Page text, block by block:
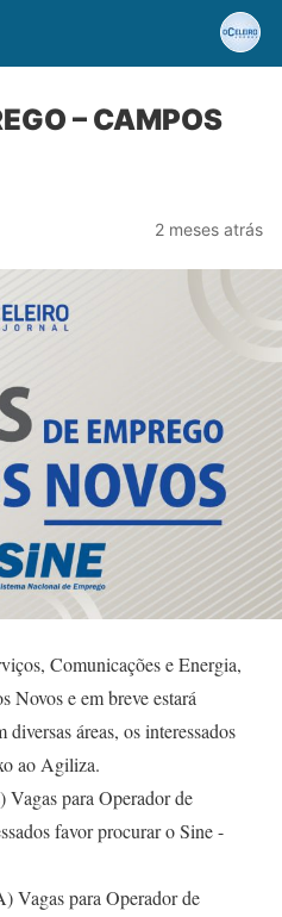
– CAMPOS
2 meses atrás
Comunicações e Energia,
Novos e em breve estará
áreas, os interessados
ao Agiliza.
para Operador de
favor procurar o Sine -
para Operador de